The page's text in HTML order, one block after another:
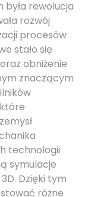
była rewolucja
rozwój
procesów
stało się
obniżenie
znaczącym
technologii
symulacje
Dzięki tym
różne